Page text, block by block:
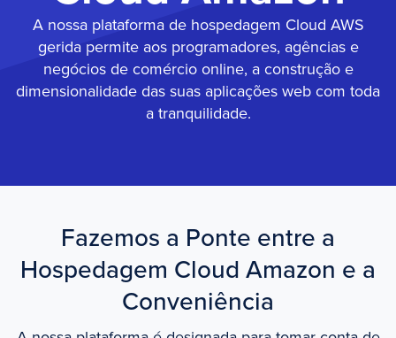
A nossa plataforma de hospedagem Cloud AWS
gerida permite aos programadores, agências e
negócios de comércio online, a construção e
dimensionalidade das suas aplicações web com toda
a tranquilidade.
Fazemos a Ponte entre a
Hospedagem Cloud Amazon e a
Conveniência